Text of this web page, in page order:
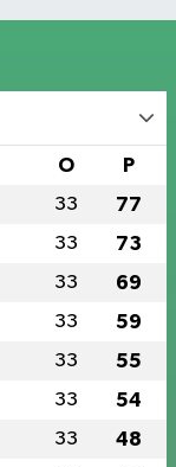
O P
33 77
33 73
33 69
33 59
33 55
33 54
33 48